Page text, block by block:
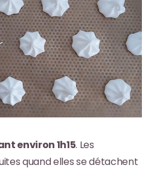
environ 1h15. Les
quand elles se détachent